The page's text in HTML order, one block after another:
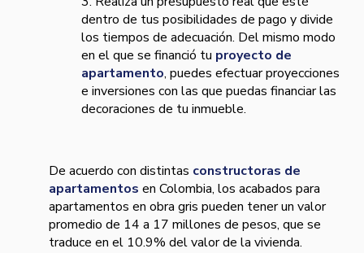
dentro de tus posibilidades de pago y divide
los tiempos de adecuación. Del mismo modo
en el que se financió tu proyecto de
apartamento, puedes efectuar proyecciones
e inversiones con las que puedas financiar las
decoraciones de tu inmueble.
De acuerdo con distintas constructoras de
apartamentos en Colombia, los acabados para
apartamentos en obra gris pueden tener un valor
promedio de 14 a 17 millones de pesos, que se
traduce en el 10.9% del valor de la vivienda.